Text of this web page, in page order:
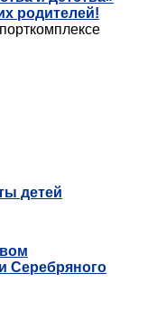
родителей!
детей
Серебряного